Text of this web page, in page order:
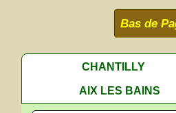
Bas de
CHANTILLY
AIX LES BAINS